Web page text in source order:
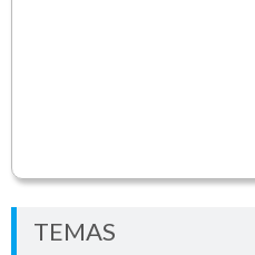
TEMAS